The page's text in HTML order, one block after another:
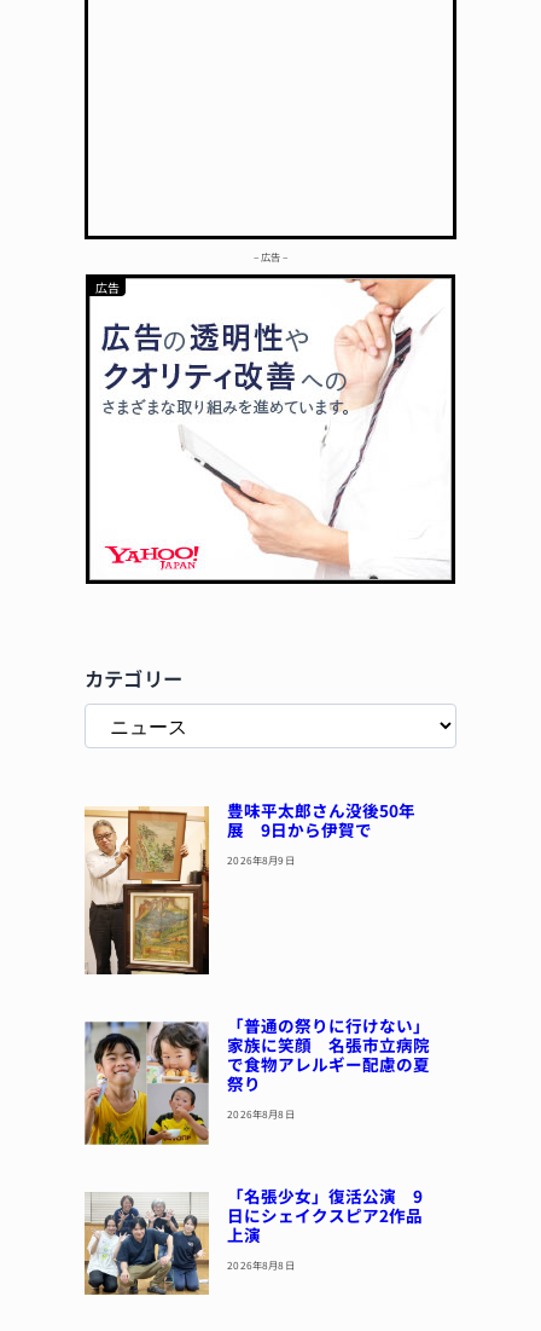
– 広告 –
カテゴリー
豊味平太郎さん没後50年
展 9日から伊賀で
2026年8月9日
「普通の祭りに行けない」
家族に笑顔 名張市立病院
で食物アレルギー配慮の夏
祭り
2026年8月8日
「名張少女」復活公演 9
日にシェイクスピア2作品
上演
2026年8月8日